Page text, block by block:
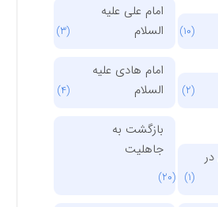
امام علی علیه
السلام
امام هادی علیه
السلام
بازگشت به
جاهلیت
(20)